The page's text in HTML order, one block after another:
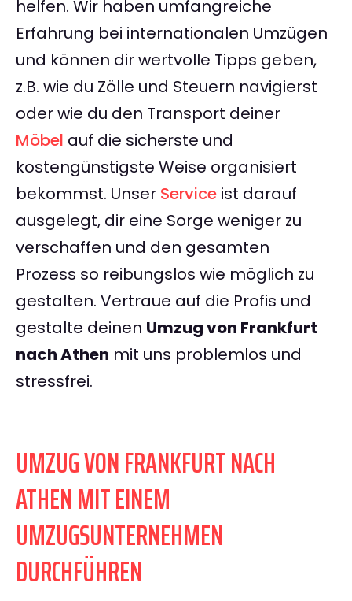
helfen. Wir haben umfangreiche
Erfahrung bei internationalen Umzügen
und können dir wertvolle Tipps geben,
z.B. wie du Zölle und Steuern navigierst
oder wie du den Transport deiner
Möbel auf die sicherste und
kostengünstigste Weise organisiert
bekommst. Unser Service ist darauf
ausgelegt, dir eine Sorge weniger zu
verschaffen und den gesamten
Prozess so reibungslos wie möglich zu
gestalten. Vertraue auf die Profis und
gestalte deinen Umzug von Frankfurt
nach Athen mit uns problemlos und
stressfrei.
UMZUG VON FRANKFURT NACH
ATHEN MIT EINEM
UMZUGSUNTERNEHMEN
DURCHFÜHREN